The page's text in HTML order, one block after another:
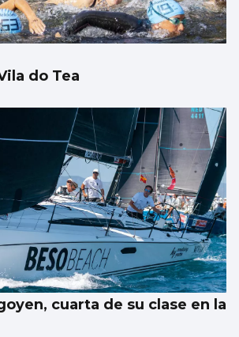
do Tea
cuarta de su clase en la